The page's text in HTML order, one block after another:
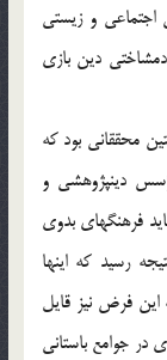
اجتماعى و زيستى
دين بازى
نخستين محققانى بود كه
دين‏پژوهشى و
فرهنگ‏هاى بدوى
رسيد كه اين‏ها
فرض نيز قايل
جوامع باستانى